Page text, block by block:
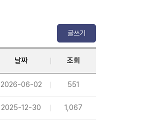
글쓰기
날짜 조회
2026-06-02 551
2025-12-30 1,067